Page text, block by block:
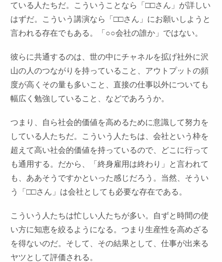
ている人たちだ。こういうことなら「□□さん」が詳しい
はずだ。こういう講演なら「□□さん」にお願いしようと
言われる存在でもある。「○○会社の誰か」ではない。
彼らに共通するのは、世の中にチャネルを拡げ社外に沢
山の人のつながりを持っていること、アウトプットの頻
度が高くその量も多いこと、直接の仕事以外についても
幅広く勉強していること、などであろうか。
つまり、自ら社会的価値を高めるために意識して努力を
している人たちだ。こういう人たちは、会社という枠を
超えて高い社会的価値を持っているので、どこに行って
も通用する。だから、「終身雇用は終わり」と言われて
も、ああそうですかといった感じだろう。当然、そうい
う「□□さん」は会社としても必要な存在である。
こういう人たちは忙しい人たちが多い。自ずと時間の使
い方に知恵を絞るようになる。つまり生産性を高めざる
を得ないのだ。そして、その結果として、仕事が出来る
ヤツとして評価される。